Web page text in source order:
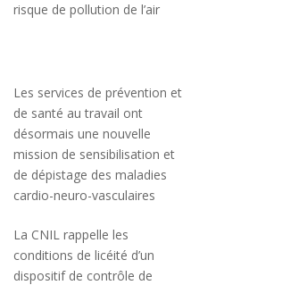
risque de pollution de l’air
Les services de prévention et
de santé au travail ont
désormais une nouvelle
mission de sensibilisation et
de dépistage des maladies
cardio-neuro-vasculaires
La CNIL rappelle les
conditions de licéité d’un
dispositif de contrôle de